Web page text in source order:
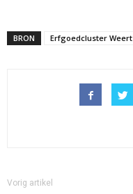
BRON Erfgoedcluster Weert
Vorig artikel